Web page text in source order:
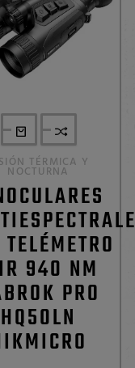
TÉRMICA Y
NOCTURNA
940 NM
PRO
HQ50LN